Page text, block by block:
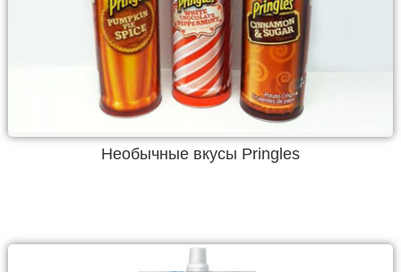
Необычные вкусы Pringles